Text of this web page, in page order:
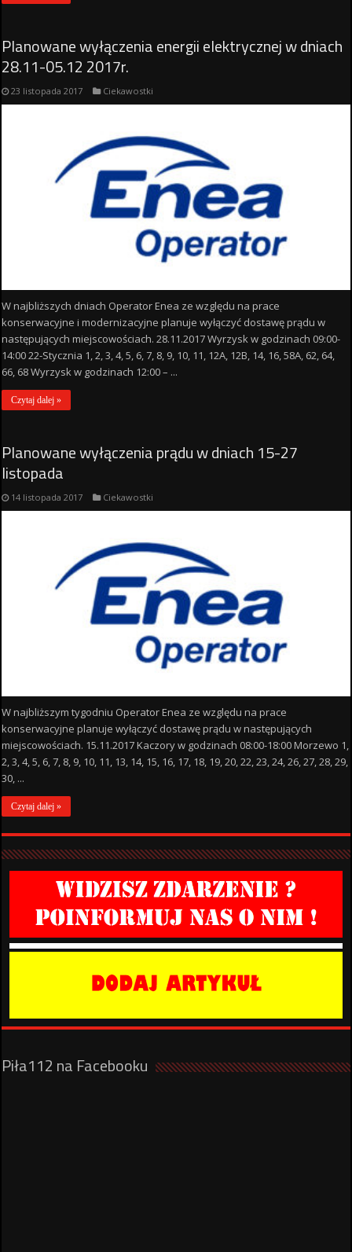
Planowane wyłączenia energii elektrycznej w dniach
28.11-05.12 2017r.
23 listopada 2017 Ciekawostki
W najbliższych dniach Operator Enea ze względu na prace
konserwacyjne i modernizacyjne planuje wyłączyć dostawę prądu w
następujących miejscowościach. 28.11.2017 Wyrzysk w godzinach 09:00-
14:00 22-Stycznia 1, 2, 3, 4, 5, 6, 7, 8, 9, 10, 11, 12A, 12B, 14, 16, 58A, 62, 64,
66, 68 Wyrzysk w godzinach 12:00 – ...
Czytaj dalej »
Planowane wyłączenia prądu w dniach 15-27
listopada
14 listopada 2017 Ciekawostki
W najbliższym tygodniu Operator Enea ze względu na prace
konserwacyjne planuje wyłączyć dostawę prądu w następujących
miejscowościach. 15.11.2017 Kaczory w godzinach 08:00-18:00 Morzewo 1,
2, 3, 4, 5, 6, 7, 8, 9, 10, 11, 13, 14, 15, 16, 17, 18, 19, 20, 22, 23, 24, 26, 27, 28, 29,
30, ...
Czytaj dalej »
Piła112 na Facebooku